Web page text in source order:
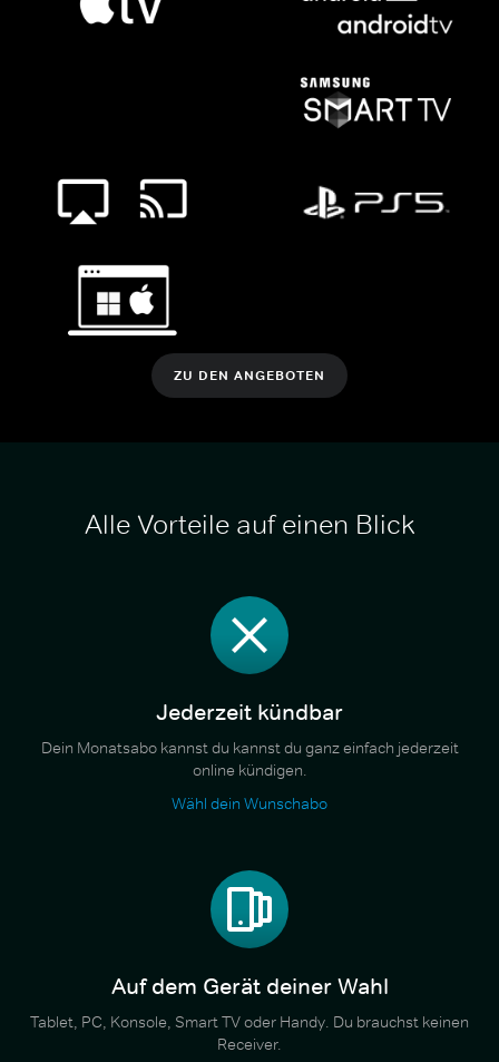
ZU DEN ANGEBOTEN
Alle Vorteile auf einen Blick
Jederzeit kündbar
Dein Monatsabo kannst du kannst du ganz einfach jederzeit
online kündigen.
Wähl dein Wunschabo
Auf dem Gerät deiner Wahl
Tablet, PC, Konsole, Smart TV oder Handy. Du brauchst keinen
Receiver.